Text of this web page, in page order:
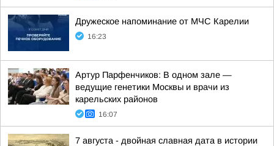
Дружеское напоминание от МЧС Карелии
16:23
Артур Парфенчиков: В одном зале —
ведущие генетики Москвы и врачи из
карельских районов
16:07
7 августа - двойная славная дата в истории